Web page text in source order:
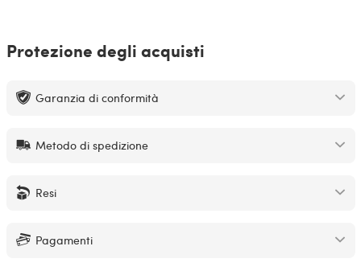
Protezione degli acquisti
Garanzia di conformità
Metodo di spedizione
Resi
Pagamenti